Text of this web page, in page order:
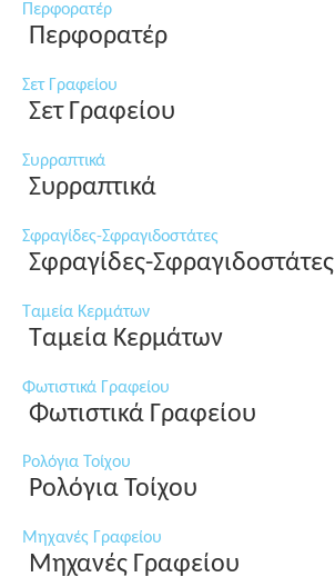
Περφορατέρ
Περφορατέρ
Σετ Γραφείου
Σετ Γραφείου
Συρραπτικά
Συρραπτικά
Σφραγίδες-Σφραγιδοστάτες
Σφραγίδες-Σφραγιδοστάτες
Ταμεία Κερμάτων
Ταμεία Κερμάτων
Φωτιστικά Γραφείου
Φωτιστικά Γραφείου
Ρολόγια Τοίχου
Ρολόγια Τοίχου
Μηχανές Γραφείου
Μηχανές Γραφείου